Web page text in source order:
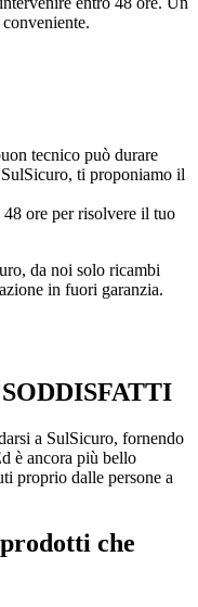
tecnico può durare
ti proponiamo il
ore per risolvere il tuo
da noi solo ricambi
in fuori garanzia.
a SulSicuro, fornendo
è ancora più bello
proprio dalle persone a
che